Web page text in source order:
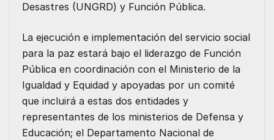
Desastres (UNGRD) y Función Pública.
La ejecución e implementación del servicio social
para la paz estará bajo el liderazgo de Función
Pública en coordinación con el Ministerio de la
Igualdad y Equidad y apoyadas por un comité
que incluirá a estas dos entidades y
representantes de los ministerios de Defensa y
Educación; el Departamento Nacional de